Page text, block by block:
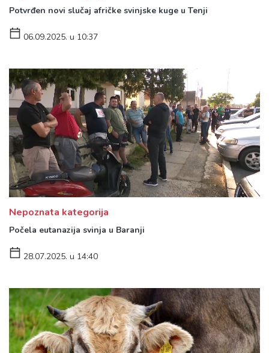
Potvrđen novi slučaj afričke svinjske kuge u Tenji
06.09.2025. u 10:37
Nepoznata kategorija
Počela eutanazija svinja u Baranji
28.07.2025. u 14:40